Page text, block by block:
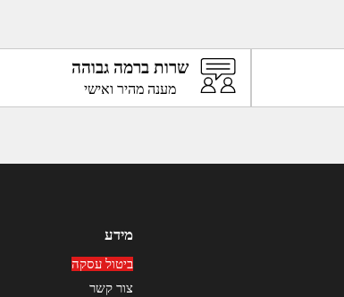
שרות ברמה גבוהה
מענה מהיר ואישי
מידע
ביטול עסקה
צור קשר